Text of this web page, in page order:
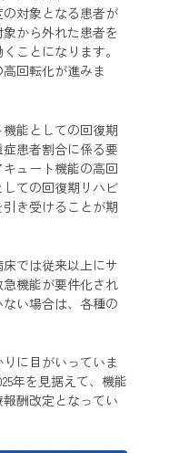
対象となる患者が
から外れた患者を
ことになります。
回転化が進みま
能としての回復期
患者割合に係る要
ュート機能の高回
ての回復期リハビ
き受けることが期
では従来以上にサ
機能が要件化され
い場合は、各種の
に目がいっていま
年を見据えて、機能
酬改定となってい